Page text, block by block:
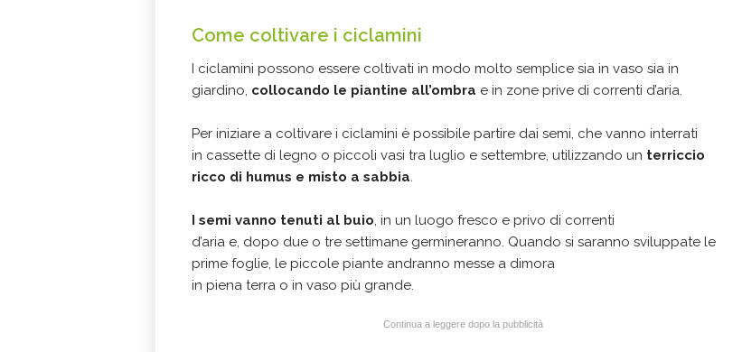
Come coltivare i ciclamini
I ciclamini possono essere coltivati in modo molto semplice sia in vaso sia in
giardino, collocando le piantine all’ombra e in zone prive di correnti d’aria.
Per iniziare a coltivare i ciclamini è possibile partire dai semi, che vanno interrati
in cassette di legno o piccoli vasi tra luglio e settembre, utilizzando un terriccio
ricco di humus e misto a sabbia.
I semi vanno tenuti al buio, in un luogo fresco e privo di correnti
d’aria e, dopo due o tre settimane germineranno. Quando si saranno sviluppate le
prime foglie, le piccole piante andranno messe a dimora
in piena terra o in vaso più grande.
Continua a leggere dopo la pubblicità